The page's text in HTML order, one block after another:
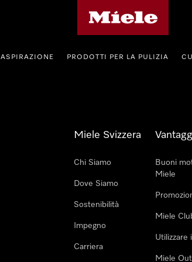
ASPIRAZIONE PRODOTTI PER LA PULIZIA
Miele Svizzera
Chi Siamo
Dove Siamo
Sostenibilità
Impegno
Carriera
Buoni
Miele
Miele
Utilizzare
Miele